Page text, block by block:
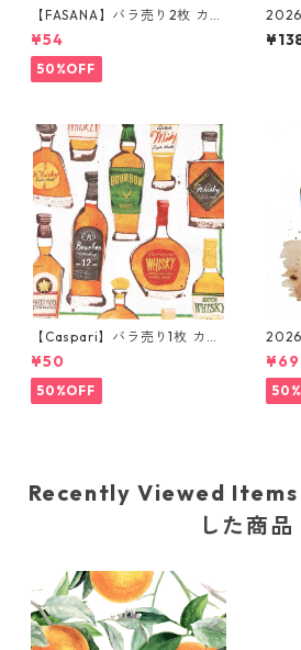
【FASANA】バラ売り2枚 カク
テルサイズ ペーパーナプキン
golden heart ナチュラル
¥54
50%OFF
2026
ラン
ン
【Caspari】バラ売り1枚 カク
テルサイズ ペーパーナプキン
Whiskey Tasting ホワイト
¥50
50%OFF
2026
り2
ナプ
イト
¥69
Recently Viewed Items
した商品